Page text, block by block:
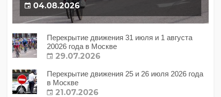
04.08.2026
Перекрытие движения 31 июля и 1 августа
20026 года в Москве
29.07.2026
Перекрытие движения 25 и 26 июля 2026 года
в Москве
21.07.2026